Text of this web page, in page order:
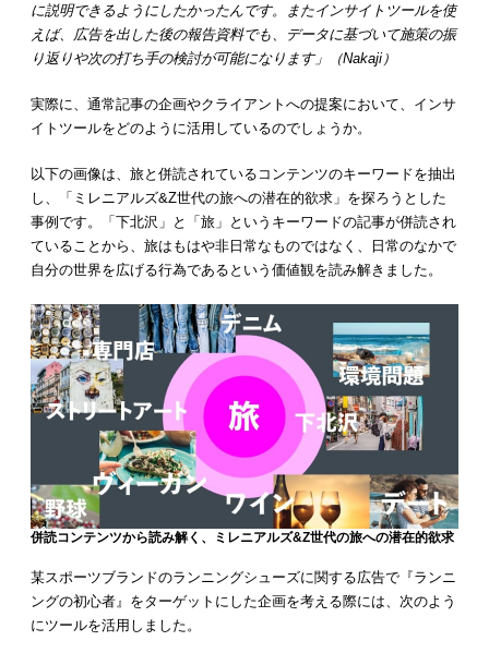
に説明できるようにしたかったんです。またインサイトツールを使
えば、広告を出した後の報告資料でも、データに基づいて施策の振
り返りや次の打ち手の検討が可能になります」（Nakaji）
実際に、通常記事の企画やクライアントへの提案において、インサ
イトツールをどのように活用しているのでしょうか。
以下の画像は、旅と併読されているコンテンツのキーワードを抽出
し、「ミレニアルズ&Z世代の旅への潜在的欲求」を探ろうとした
事例です。「下北沢」と「旅」というキーワードの記事が併読され
ていることから、旅はもはや非日常なものではなく、日常のなかで
自分の世界を広げる行為であるという価値観を読み解きました。
併読コンテンツから読み解く、ミレニアルズ&Z世代の旅への潜在的欲求
某スポーツブランドのランニングシューズに関する広告で『ランニ
ングの初心者』をターゲットにした企画を考える際には、次のよう
にツールを活用しました。